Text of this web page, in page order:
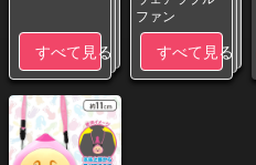
すべて見る
ファン
すべて見る